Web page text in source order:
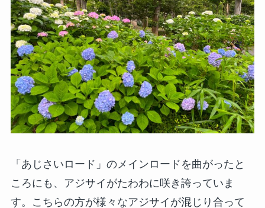
「あじさいロード」のメインロードを曲がったと
ころにも、アジサイがたわわに咲き誇っていま
す。こちらの方が様々なアジサイが混じり合って